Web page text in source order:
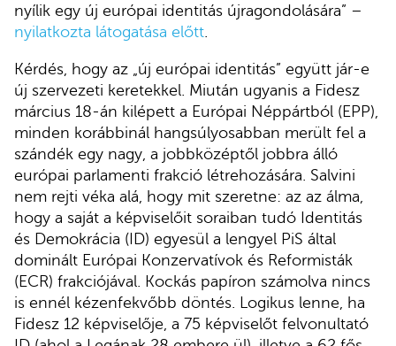
nyílik egy új európai identitás újragondolására” –
nyilatkozta látogatása előtt.
Kérdés, hogy az „új európai identitás” együtt jár-e
új szervezeti keretekkel. Miután ugyanis a Fidesz
március 18-án kilépett a Európai Néppártból (EPP),
minden korábbinál hangsúlyosabban merült fel a
szándék egy nagy, a jobbközéptől jobbra álló
európai parlamenti frakció létrehozására. Salvini
nem rejti véka alá, hogy mit szeretne: az az álma,
hogy a saját a képviselőit soraiban tudó Identitás
és Demokrácia (ID) egyesül a lengyel PiS által
dominált Európai Konzervatívok és Reformisták
(ECR) frakciójával. Kockás papíron számolva nincs
is ennél kézenfekvőbb döntés. Logikus lenne, ha
Fidesz 12 képviselője, a 75 képviselőt felvonultató